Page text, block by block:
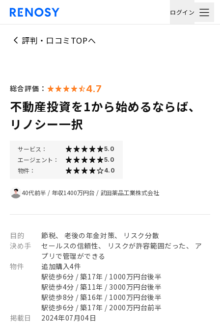
ログイン
評判・口コミTOPへ
総合評価： 4.7
不動産投資を1から始めるならば、
リノシー一択
サービス： 5.0
エージェント： 5.0
物件： 4.0
40代前半 / 年収1400万円台 / 武田薬品工業株式会社
目的
節税、 老後の年金対策、 リスク分散
決め手
セールスの信頼性、 リスクが許容範囲だった、 ア
プリで管理ができる
物件
追加購入4件
駅徒歩6分 / 築17年 / 1000万円台後半
駅徒歩4分 / 築11年 / 3000万円台後半
駅徒歩8分 / 築16年 / 1000万円台後半
駅徒歩6分 / 築17年 / 2000万円台前半
掲載日
2024年07月04日